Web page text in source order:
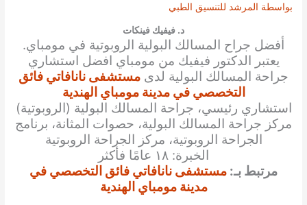
بواسطة المرشد للتنسيق الطبي
د. فيفيك فينكات
أفضل جراح المسالك البولية الروبوتية في مومباي.
يعتبر الدكتور فيفيك من مومباي افضل استشاري
جراحة المسالك البولية لدى مستشفى نانافاتي فائق
التخصصي في مدينة مومباي الهندية
استشاري رئيسي، جراحة المسالك البولية (الروبوتية)
مركز جراحة المسالك البولية، حصوات المثانة، برنامج
الجراحة الروبوتية، مركز الجراحة الروبوتية
الخبرة: ١٨ عامًا فأكثر
مرتبط بـ: مستشفى نانافاتي فائق التخصصي في
مدينة مومباي الهندية